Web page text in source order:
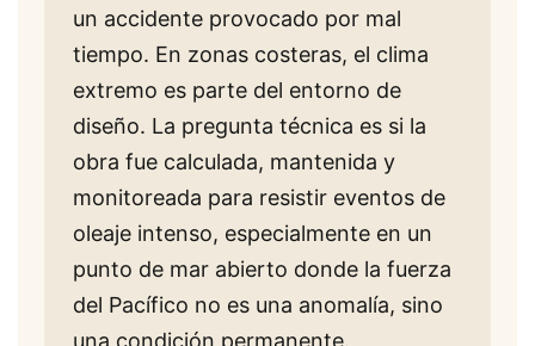
un accidente provocado por mal
tiempo. En zonas costeras, el clima
extremo es parte del entorno de
diseño. La pregunta técnica es si la
obra fue calculada, mantenida y
monitoreada para resistir eventos de
oleaje intenso, especialmente en un
punto de mar abierto donde la fuerza
del Pacífico no es una anomalía, sino
una condición permanente.